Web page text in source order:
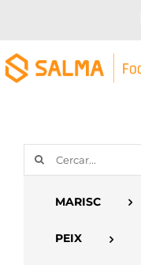
content
Cerca
…
MARISC
PEIX